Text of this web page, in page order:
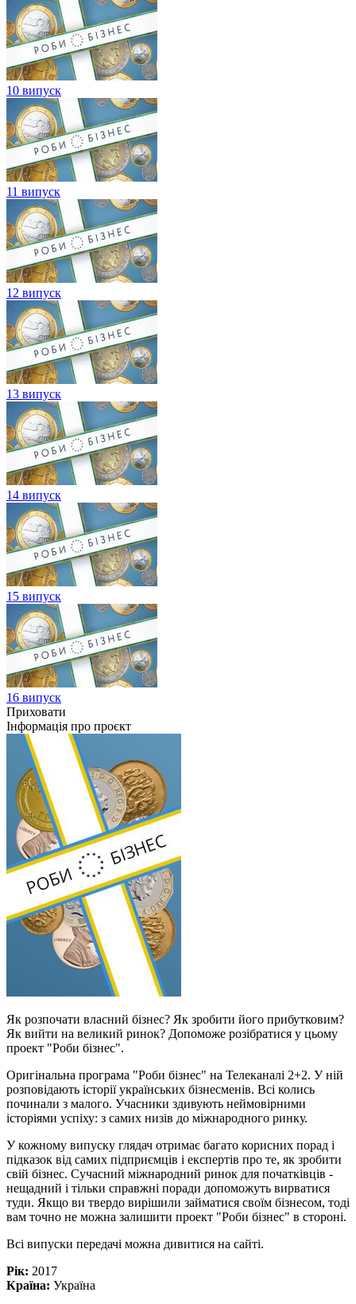
10 випуск
11 випуск
12 випуск
13 випуск
14 випуск
15 випуск
16 випуск
Приховати
Інформація про проєкт
Як розпочати власний бізнес? Як зробити його прибутковим?
Як вийти на великий ринок? Допоможе розібратися у цьому
проект "Роби бізнес".
Оригінальна програма "Роби бізнес" на Телеканалі 2+2. У ній
розповідають історії українських бізнесменів. Всі колись
починали з малого. Учасники здивують неймовірними
історіями успіху: з самих низів до міжнародного ринку.
У кожному випуску глядач отримає багато корисних порад і
підказок від самих підприємців і експертів про те, як зробити
свій бізнес. Сучасний міжнародний ринок для початківців -
нещадний і тільки справжні поради допоможуть вирватися
туди. Якщо ви твердо вирішили займатися своїм бізнесом, тоді
вам точно не можна залишити проект "Роби бізнес" в стороні.
Всі випуски передачі можна дивитися на сайті.
Рік: 2017
Країна: Україна